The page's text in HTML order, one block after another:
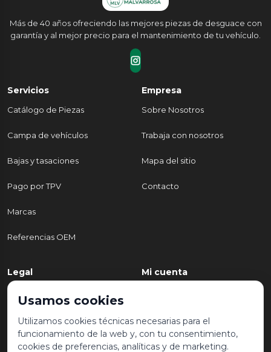
Más de 40 años ofreciendo las mejores piezas de desguace con
garantía y al mejor precio para el mantenimiento de tu vehículo.
Servicios
Catálogo de Piezas
Campa de vehículos
Bajas y tasaciones
Pago por TPV
Marcas
Referencias OEM
Empresa
Sobre Nosotros
Trabaja con nosotros
Mapa del sitio
Contacto
Legal
Política de Privacidad
Aviso legal y condiciones de
uso
Mi cuenta
Mis pedidos
Lista de deseos
Usamos cookies
Utilizamos cookies técnicas necesarias para el
funcionamiento de la web y, con tu consentimiento,
cookies de preferencias, analíticas y de marketing.